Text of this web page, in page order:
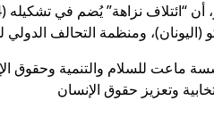
(اليونان)، ومنظمة التحالف الدولي
ماعت للسلام والتنمية وحقوق
وتعزيز حقوق الإنسان